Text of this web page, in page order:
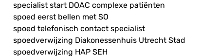
specialist start DOAC complexe patiënten
spoed eerst bellen met SO
spoed telefonisch contact specialist
spoedverwijzing Diakonessenhuis Utrecht Stad
spoedverwijzing HAP SEH